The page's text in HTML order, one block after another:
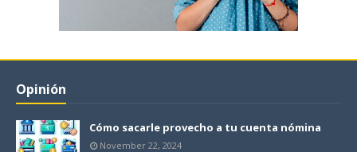
Opinión
Cómo sacarle provecho a tu cuenta nómina
November 22, 2024